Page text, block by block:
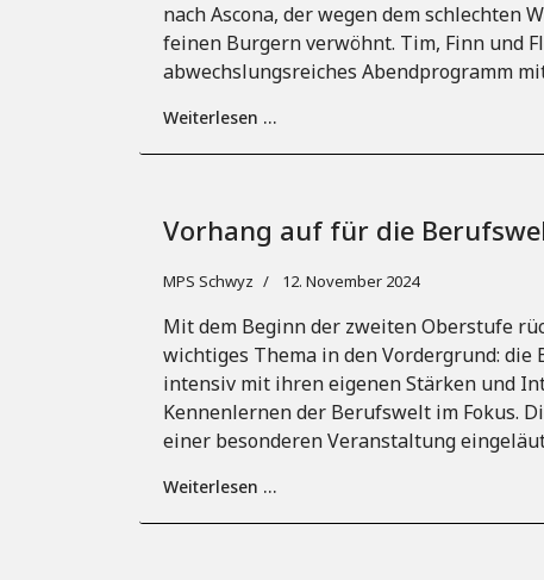
nach Ascona, der wegen dem schlechten
feinen Burgern verwöhnt. Tim, Finn und
abwechslungsreiches Abendprogramm
Weiterlesen …
Vorhang auf für die
MPS Schwyz 12. November 2024
Mit dem Beginn der zweiten Oberstufe
wichtiges Thema in den Vordergrund: die
intensiv mit ihren eigenen Stärken und
Kennenlernen der Berufswelt im Fokus.
einer besonderen Veranstaltung
Weiterlesen …